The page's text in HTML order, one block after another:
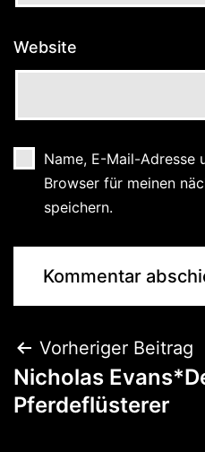
Website
Name, E-Mail-Adresse
Browser für meinen
speichern.
Vorheriger Beitrag
Nicholas
Pferdeflüsterer